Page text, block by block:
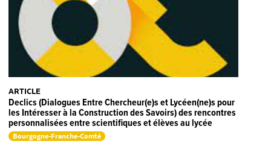
ARTICLE
Declics (Dialogues Entre Chercheur(e)s et Lycéen(ne)s pour
les Intéresser à la Construction des Savoirs) des rencontres
personnalisées entre scientifiques et élèves au lycée
Bourgogne-Franche-Comté